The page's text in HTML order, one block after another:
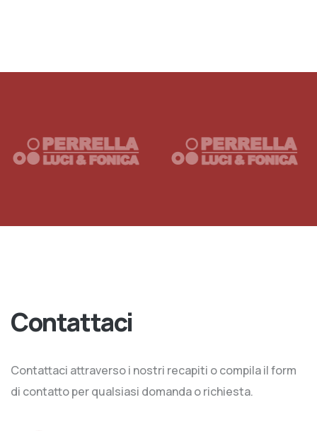
Contattaci
Contattaci attraverso i nostri recapiti o compila il form
di contatto per qualsiasi domanda o richiesta.